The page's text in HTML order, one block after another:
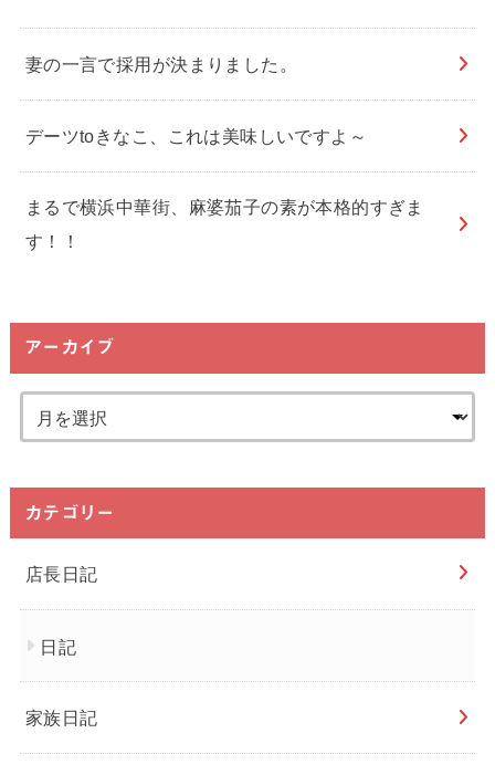
妻の一言で採用が決まりました。
デーツtoきなこ、これは美味しいですよ～
まるで横浜中華街、麻婆茄子の素が本格的すぎま
す！！
アーカイブ
カテゴリー
店長日記
日記
家族日記